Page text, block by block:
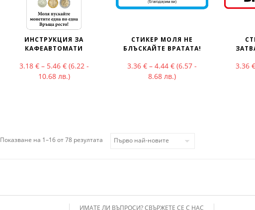
ИНСТРУКЦИЯ ЗА
КАФЕАВТОМАТИ
3.18 € – 5.46 €Price range: 3.18 € through 5.46 €
(6.22 -
10.68 лв.)
СТИКЕР МОЛЯ НЕ
БЛЪСКАЙТЕ ВРАТАТА!
3.36€ – 4.44€Price range: 3.36 €
(6.57 -
8.68 лв.)
3.36 €
Показване на 1–16 от 78 резултата Sorted by latest
ИМАТЕ ЛИ ВЪПРОСИ? СВЪРЖЕТЕ СЕ С НАС